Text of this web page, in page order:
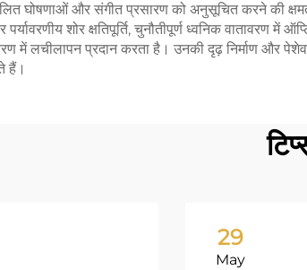
घोषणाओं और संगीत प्रसारण को अनुसूचित करने की
शोर क्षतिपूर्ति, चुनौतीपूर्ण ध्वनिक वातावरण
में लचीलापन प्रदान करता है। उनकी दृढ़ निर्माण
हैं।
29
May